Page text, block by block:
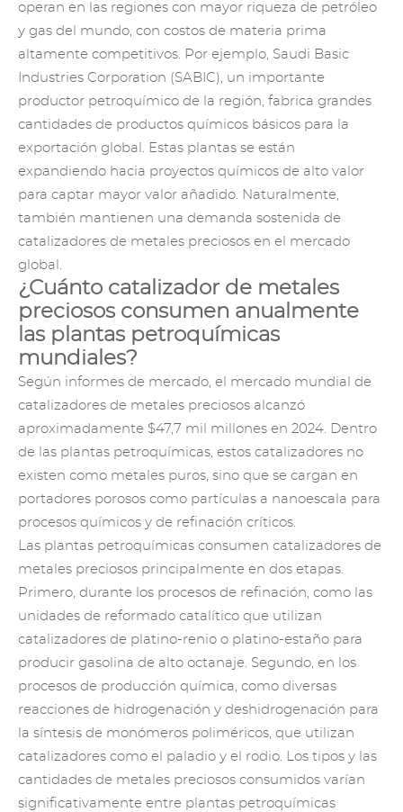
operan en las regiones con mayor riqueza de petróleo
y gas del mundo, con costos de materia prima
altamente competitivos. Por ejemplo, Saudi Basic
Industries Corporation (SABIC), un importante
productor petroquímico de la región, fabrica grandes
cantidades de productos químicos básicos para la
exportación global. Estas plantas se están
expandiendo hacia proyectos químicos de alto valor
para captar mayor valor añadido. Naturalmente,
también mantienen una demanda sostenida de
catalizadores de metales preciosos en el mercado
global.
¿Cuánto catalizador de metales
preciosos consumen anualmente
las plantas petroquímicas
mundiales?
Según informes de mercado, el mercado mundial de
catalizadores de metales preciosos alcanzó
aproximadamente $47,7 mil millones en 2024. Dentro
de las plantas petroquímicas, estos catalizadores no
existen como metales puros, sino que se cargan en
portadores porosos como partículas a nanoescala para
procesos químicos y de refinación críticos.
Las plantas petroquímicas consumen catalizadores de
metales preciosos principalmente en dos etapas.
Primero, durante los procesos de refinación, como las
unidades de reformado catalítico que utilizan
catalizadores de platino-renio o platino-estaño para
producir gasolina de alto octanaje. Segundo, en los
procesos de producción química, como diversas
reacciones de hidrogenación y deshidrogenación para
la síntesis de monómeros poliméricos, que utilizan
catalizadores como el paladio y el rodio. Los tipos y las
cantidades de metales preciosos consumidos varían
significativamente entre plantas petroquímicas